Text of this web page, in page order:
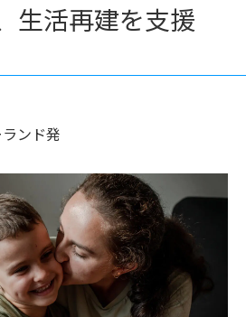
生活再建を支援
ンド発